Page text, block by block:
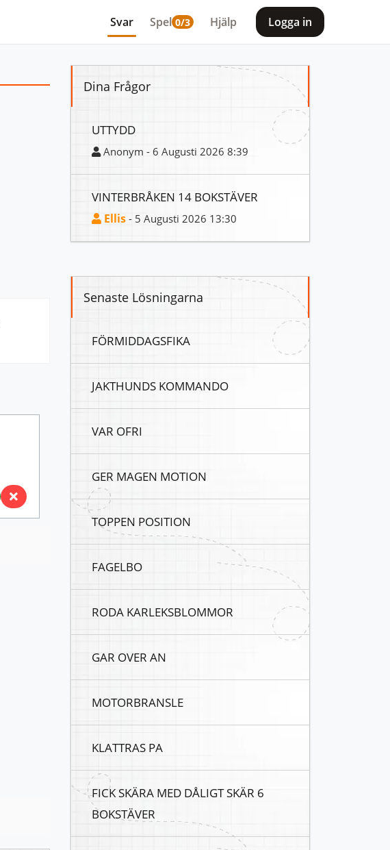
Svar Spel 0/3 Hjälp Logga in
Dina Frågor
UTTYDD
Anonym - 6 Augusti 2026 8:39
VINTERBRÅKEN 14 BOKSTÄVER
Ellis - 5 Augusti 2026 13:30
Senaste Lösningarna
FÖRMIDDAGSFIKA
JAKTHUNDS KOMMANDO
VAR OFRI
GER MAGEN MOTION
TOPPEN POSITION
FAGELBO
RODA KARLEKSBLOMMOR
GAR OVER AN
MOTORBRANSLE
KLATTRAS PA
FICK SKÄRA MED DÅLIGT SKÄR 6
BOKSTÄVER